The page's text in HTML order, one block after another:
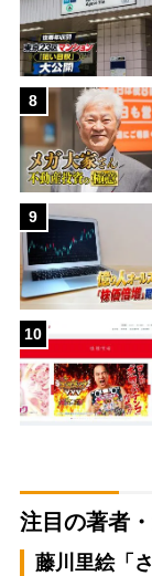
8
9
10
注目の著者
藤川里絵「